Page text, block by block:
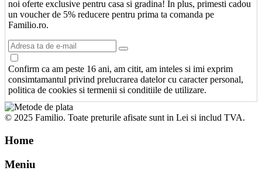
noi oferte exclusive pentru casa si gradina! In plus, primesti cadou
un voucher de 5% reducere pentru prima ta comanda pe
Familio.ro.
Confirm ca am peste 16 ani, am citit, am inteles si imi exprim
consimtamantul privind prelucrarea datelor cu caracter personal,
politica de cookies si termenii si conditiile de utilizare.
© 2025 Familio. Toate preturile afisate sunt in Lei si includ TVA.
Home
Meniu